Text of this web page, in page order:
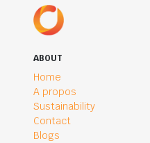
ABOUT
Home
A propos
Sustainability
Contact
Blogs